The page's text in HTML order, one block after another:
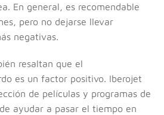
En general, es recomendable
pero no dejarse llevar
negativas.
resaltan que el
es un factor positivo. Iberojet
de películas y programas de
ayudar a pasar el tiempo en